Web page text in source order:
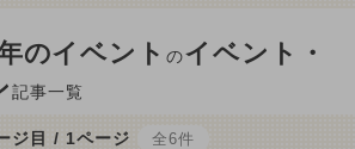
のイベントのイベント・
記事一覧
ジ目 / 1ページ 全6件